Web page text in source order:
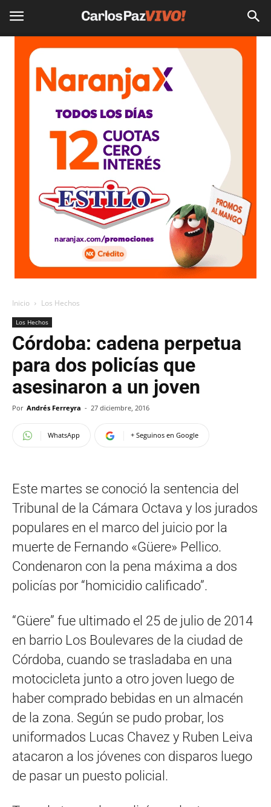
Inicio Los Hechos
Los Hechos
Córdoba: cadena perpetua
para dos policías que
asesinaron a un joven
Por Andrés Ferreyra - 27 diciembre, 2016
WhatsApp + Seguinos en Google
Este martes se conoció la sentencia del
Tribunal de la Cámara Octava y los jurados
populares en el marco del juicio por la
muerte de Fernando «Güere» Pellico.
Condenaron con la pena máxima a dos
policías por “homicidio calificado”.
“Güere” fue ultimado el 25 de julio de 2014
en barrio Los Boulevares de la ciudad de
Córdoba, cuando se trasladaba en una
motocicleta junto a otro joven luego de
haber comprado bebidas en un almacén
de la zona. Según se pudo probar, los
uniformados Lucas Chavez y Ruben Leiva
atacaron a los jóvenes con disparos luego
de pasar un puesto policial.